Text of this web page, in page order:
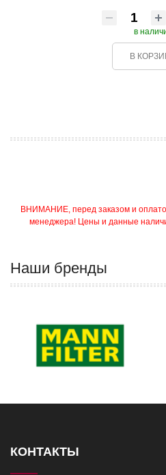
в
В
ВНИМАНИЕ, перед заказом и
менеджера! Цены и данные
Наши бренды
КОНТАКТЫ